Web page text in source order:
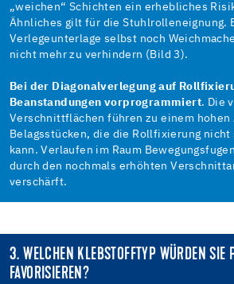
„weichen“ Schichten ein erhebliches
Ähnliches gilt für die Stuhlrolleneignung.
Verlegeunterlage selbst noch
nicht mehr zu verhindern (Bild 3).
Bei der Diagonalverlegung auf
Beanstandungen vorprogrammiert. Die
Verschnittflächen führen zu einem hohen
Belagsstücken, die die Rollfixierung
kann. Verlaufen im Raum
durch den nochmals erhöhten
verschärft.
3. WELCHEN KLEBSTOFFTYP WÜRDEN SIE
FAVORISIEREN?